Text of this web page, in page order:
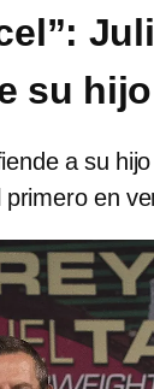
su hijo
a su
en